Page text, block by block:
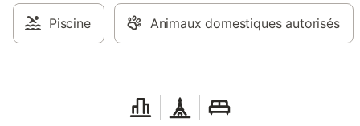
Piscine Animaux domestiques autorisés